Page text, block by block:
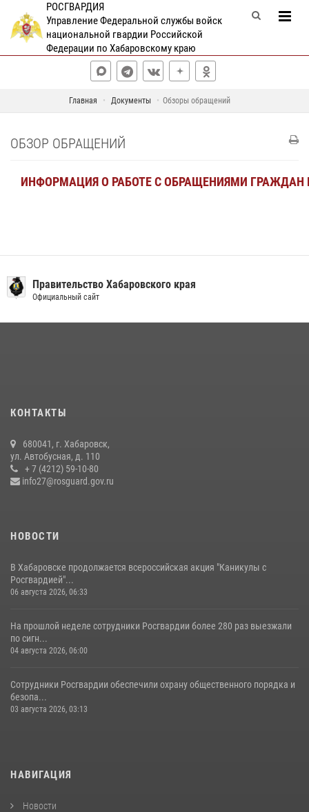
РОСГВАРДИЯ
Управление Федеральной службы войск
национальной гвардии Российской
Федерации по Хабаровскому краю
Главная Документы Обзоры обращений
ОБЗОР ОБРАЩЕНИЙ
ИНФОРМАЦИЯ О РАБОТЕ С ОБРАЩЕНИЯМИ ГРАЖДАН
Правительство Хабаровского края
Официальный сайт
КОНТАКТЫ
680041, г. Хабаровск,
ул. Автобусная, д. 110
+ 7 (4212) 59-10-80
info27@rosguard.gov.ru
НОВОСТИ
В Хабаровске продолжается всероссийская акция "Каникулы с
Росгвардией"...
06 августа 2026, 06:33
На прошлой неделе сотрудники Росгвардии более 280 раз выезжали
по сигн...
04 августа 2026, 06:00
Сотрудники Росгвардии обеспечили охрану общественного порядка и
безопа...
03 августа 2026, 03:13
НАВИГАЦИЯ
Новости